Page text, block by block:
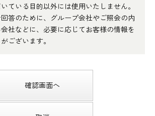
ている目的以外には使用いたしません。
答のために、グループ会社やご照会の内
社などに、必要に応じてお客様の情報を
ございます。